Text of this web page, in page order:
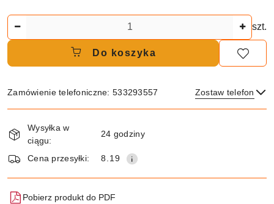
Ilość
szt.
Do koszyka
Zamówienie telefoniczne: 533293557 Zostaw telefon
Dostępność
i
dostawa
Wysyłka w
ciągu:
24 godziny
Cena przesyłki: 8.19
Pobierz produkt do PDF